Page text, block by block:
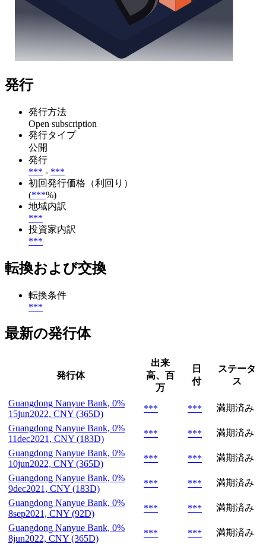
発行
発行方法
Open subscription
発行タイプ
公開
発行
*** - ***
初回発行価格（利回り）
(***%)
地域内訳
***
投資家内訳
***
転換および交換
転換条件
***
最新の発行体
発行体
出来
高、百
万
日
付
ステータ
ス
Guangdong Nanyue Bank, 0%
15jun2022, CNY (365D)
*** ***
満期済み
Guangdong Nanyue Bank, 0%
11dec2021, CNY (183D)
*** ***
満期済み
Guangdong Nanyue Bank, 0%
10jun2022, CNY (365D)
*** ***
満期済み
Guangdong Nanyue Bank, 0%
9dec2021, CNY (183D)
*** ***
満期済み
Guangdong Nanyue Bank, 0%
8sep2021, CNY (92D)
*** ***
満期済み
Guangdong Nanyue Bank, 0%
8jun2022, CNY (365D)
*** ***
満期済み